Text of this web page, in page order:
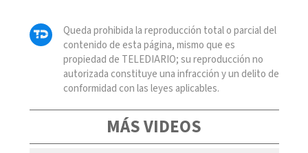
Queda prohibida la reproducción total o parcial del
contenido de esta página, mismo que es
propiedad de TELEDIARIO; su reproducción no
autorizada constituye una infracción y un delito de
conformidad con las leyes aplicables.
MÁS VIDEOS